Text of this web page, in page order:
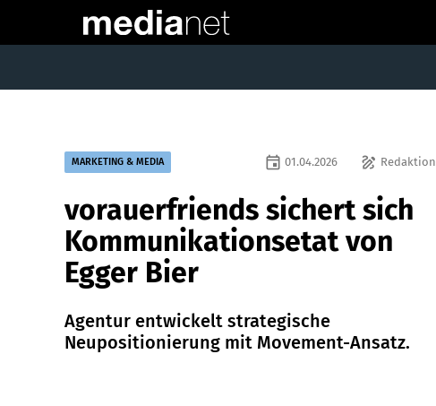
MARKETING & MEDIA draw Redaktion
event 01.04.2026
vorauerfriends sichert sich
Kommunikationsetat von
Egger Bier
Agentur entwickelt strategische
Neupositionierung mit Movement-Ansatz.